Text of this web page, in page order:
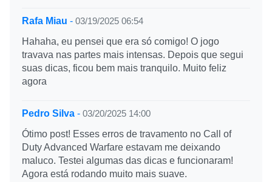
Rafa Miau - 03/19/2025 06:54
Hahaha, eu pensei que era só comigo! O jogo
travava nas partes mais intensas. Depois que segui
suas dicas, ficou bem mais tranquilo. Muito feliz
agora
Pedro Silva - 03/20/2025 14:00
Ótimo post! Esses erros de travamento no Call of
Duty Advanced Warfare estavam me deixando
maluco. Testei algumas das dicas e funcionaram!
Agora está rodando muito mais suave.